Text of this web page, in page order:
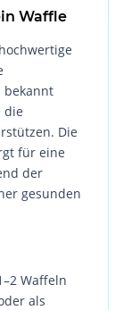
Waffle
bekannt
die
Die
für eine
der
gesunden
Waffeln
als